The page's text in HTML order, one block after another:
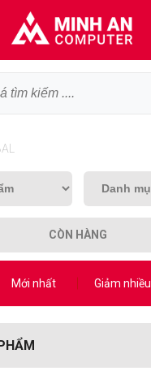
CÒN HÀNG
Mới nhất Giảm nhiều